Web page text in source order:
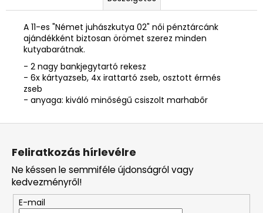
A 11-es "Német juhászkutya 02" női pénztárcánk
ajándékként biztosan örömet szerez minden
kutyabarátnak.
- 2 nagy bankjegytartó rekesz
- 6x kártyazseb, 4x irattartó zseb, osztott érmés
zseb
- anyaga: kiváló minőségű csiszolt marhabőr
L
Feliratkozás hírlevélre
Ne késsen le semmiféle újdonságról vagy
kedvezményről!
E-mail